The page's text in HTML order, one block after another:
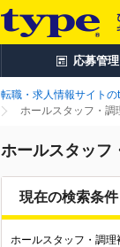
応募管理
転職・求人情報サイトの
ホールスタッフ・調
ホールスタッフ
現在の検索条件
ホールスタッフ・調